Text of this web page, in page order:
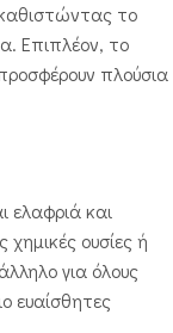
το
Επιπλέον, το
πλούσια
ελαφριά και
ουσίες ή
για όλους
ευαίσθητες